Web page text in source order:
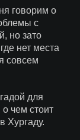
говорим о
с
но зато
нет места
совсем
для
чем стоит
Хургаду.